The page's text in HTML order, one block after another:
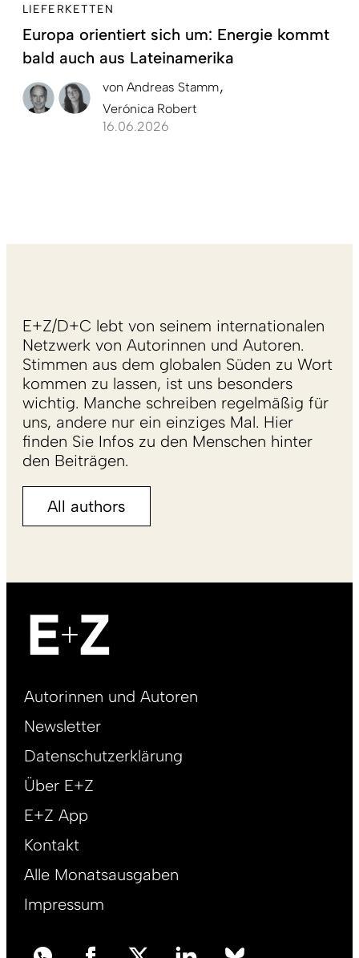
LIEFERKETTEN
Europa orientiert sich um: Energie kommt
bald auch aus Lateinamerika
von Andreas Stamm
Verónica Robert
16.06.2026
E+Z/D+C lebt von seinem internationalen
Netzwerk von Autorinnen und Autoren.
Stimmen aus dem globalen Süden zu Wort
kommen zu lassen, ist uns besonders
wichtig. Manche schreiben regelmäßig für
uns, andere nur ein einziges Mal. Hier
finden Sie Infos zu den Menschen hinter
den Beiträgen.
All authors
Footer
DE
Autorinnen und Autoren
Newsletter
Datenschutzerklärung
Über E+Z
E+Z App
Kontakt
Alle Monatsausgaben
Impressum